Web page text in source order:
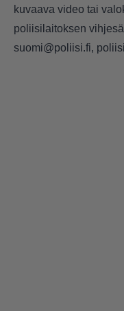
kuvaava video tai
poliisilaitoksen
suomi@poliisi.fi,